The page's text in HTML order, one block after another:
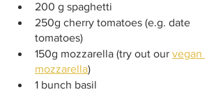
200 g spaghetti
250g cherry tomatoes (e.g. date
tomatoes)
150g mozzarella (try out our vegan
mozzarella)
1 bunch basil